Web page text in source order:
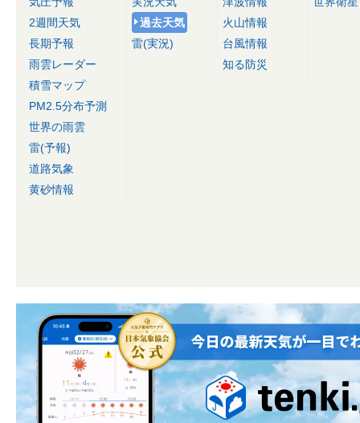
2週間天気
長期予報
雨雲レーダー
積雪マップ
PM2.5分布予測
世界の雨雲
雷(予報)
道路気象
黄砂情報
過去天気
雷(実況)
火山情報
台風情報
知る防災